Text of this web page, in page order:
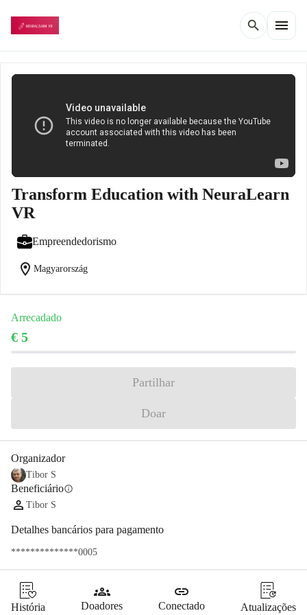
search menu
Transform Education with NeuraLearn
VR
Empreendedorismo
location_on Magyarország
Arrecadado
€ 5
Partilhar
Doar
Organizador
Tibor S
Beneficiárioinfo
Tibor S
Detalhes bancários para pagamento
**************0005
História
groups
Doadores
link
Conectado Atualizações